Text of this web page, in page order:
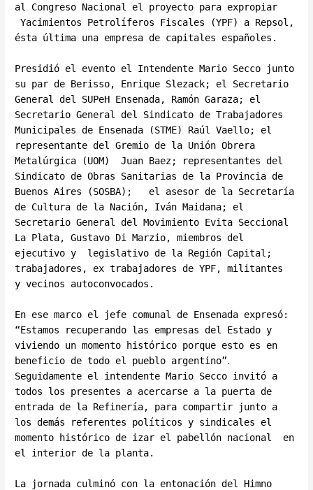
al Congreso Nacional el proyecto para expropiar
Yacimientos Petrolíferos Fiscales (YPF) a Repsol,
ésta última una empresa de capitales españoles.
Presidió el evento el Intendente Mario Secco junto
su par de Berisso, Enrique Slezack; el Secretario
General del SUPeH Ensenada, Ramón Garaza; el
Secretario General del Sindicato de Trabajadores
Municipales de Ensenada (STME) Raúl Vaello; el
representante del Gremio de la Unión Obrera
Metalúrgica (UOM) Juan Baez; representantes del
Sindicato de Obras Sanitarias de la Provincia de
Buenos Aires (SOSBA); el asesor de la Secretaría
de Cultura de la Nación, Iván Maidana; el
Secretario General del Movimiento Evita Seccional
La Plata, Gustavo Di Marzio, miembros del
ejecutivo y legislativo de la Región Capital;
trabajadores, ex trabajadores de YPF, militantes
y vecinos autoconvocados.
En ese marco el jefe comunal de Ensenada expresó:
“Estamos recuperando las empresas del Estado y
viviendo un momento histórico porque esto es en
beneficio de todo el pueblo argentino”.
Seguidamente el intendente Mario Secco invitó a
todos los presentes a acercarse a la puerta de
entrada de la Refinería, para compartir junto a
los demás referentes políticos y sindicales el
momento histórico de izar el pabellón nacional en
el interior de la planta.
La jornada culminó con la entonación del Himno